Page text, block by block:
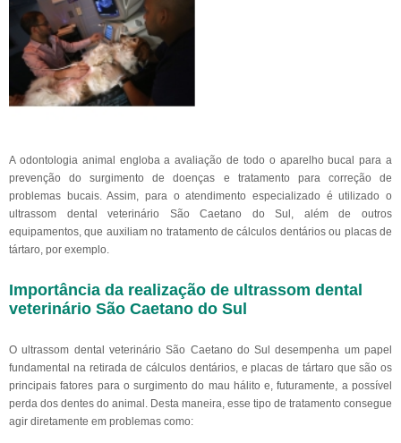
A odontologia animal engloba a avaliação de todo o aparelho bucal para a
prevenção do surgimento de doenças e tratamento para correção de
problemas bucais. Assim, para o atendimento especializado é utilizado o
ultrassom dental veterinário São Caetano do Sul, além de outros
equipamentos, que auxiliam no tratamento de cálculos dentários ou placas de
tártaro, por exemplo.
Importância da realização de ultrassom dental
veterinário São Caetano do Sul
O ultrassom dental veterinário São Caetano do Sul desempenha um papel
fundamental na retirada de cálculos dentários, e placas de tártaro que são os
principais fatores para o surgimento do mau hálito e, futuramente, a possível
perda dos dentes do animal. Desta maneira, esse tipo de tratamento consegue
agir diretamente em problemas como: